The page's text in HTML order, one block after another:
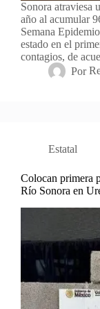
Sonora atraviesa
año al acumular
Semana
estado en el
contagios, de
Por
Estatal
Colocan primera
Río Sonora en